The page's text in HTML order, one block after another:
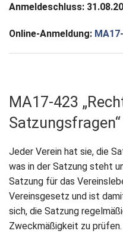
Anmeldeschluss:
Online-Anmeldung:
MA17-423
Satzungsfragen“
Jeder Verein hat sie, die
was in der Satzung steht
Satzung für das
Vereinsgesetz und ist
sich, die Satzung
Zweckmäßigkeit zu